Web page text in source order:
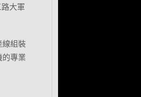
大軍
線組裝
專業